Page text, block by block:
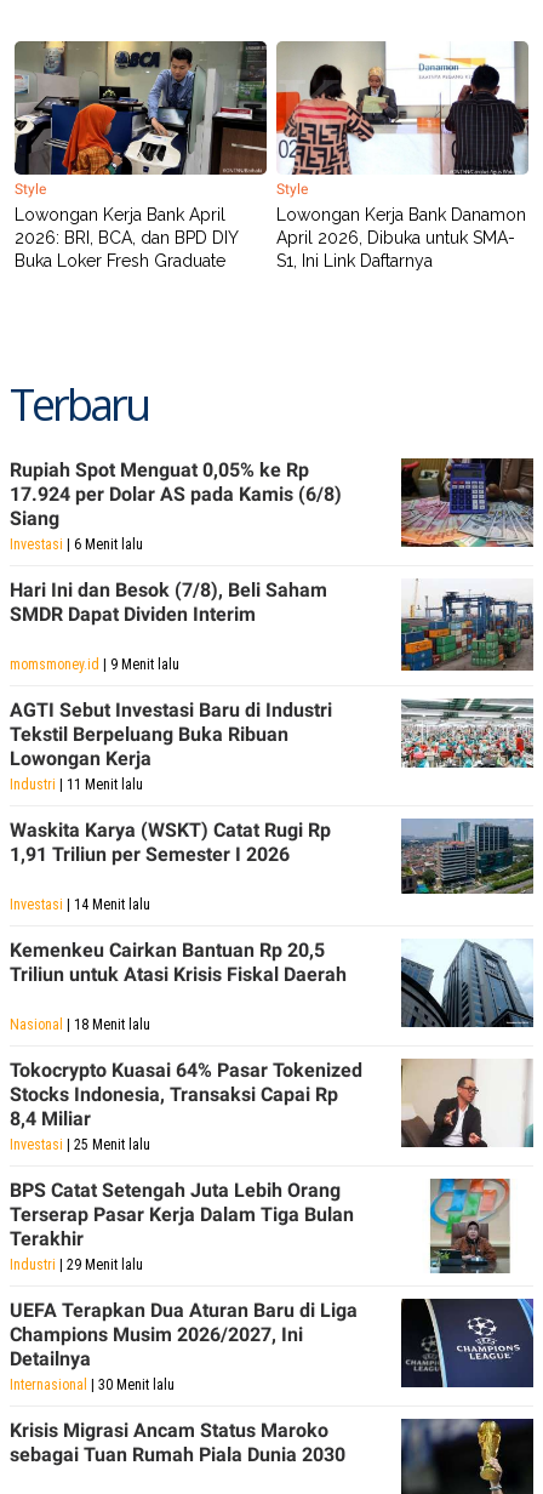
Style
Lowongan Kerja Bank April
2026: BRI, BCA, dan BPD DIY
Buka Loker Fresh Graduate
Style
Lowongan Kerja Bank Danamon
April 2026, Dibuka untuk SMA-
S1, Ini Link Daftarnya
Terbaru
Rupiah Spot Menguat 0,05% ke Rp
17.924 per Dolar AS pada Kamis (6/8)
Siang
Investasi | 6 Menit lalu
Hari Ini dan Besok (7/8), Beli Saham
SMDR Dapat Dividen Interim
momsmoney.id | 9 Menit lalu
AGTI Sebut Investasi Baru di Industri
Tekstil Berpeluang Buka Ribuan
Lowongan Kerja
Industri | 11 Menit lalu
Waskita Karya (WSKT) Catat Rugi Rp
1,91 Triliun per Semester I 2026
Investasi | 14 Menit lalu
Kemenkeu Cairkan Bantuan Rp 20,5
Triliun untuk Atasi Krisis Fiskal Daerah
Nasional | 18 Menit lalu
Tokocrypto Kuasai 64% Pasar Tokenized
Stocks Indonesia, Transaksi Capai Rp
8,4 Miliar
Investasi | 25 Menit lalu
BPS Catat Setengah Juta Lebih Orang
Terserap Pasar Kerja Dalam Tiga Bulan
Terakhir
Industri | 29 Menit lalu
UEFA Terapkan Dua Aturan Baru di Liga
Champions Musim 2026/2027, Ini
Detailnya
Internasional | 30 Menit lalu
Krisis Migrasi Ancam Status Maroko
sebagai Tuan Rumah Piala Dunia 2030